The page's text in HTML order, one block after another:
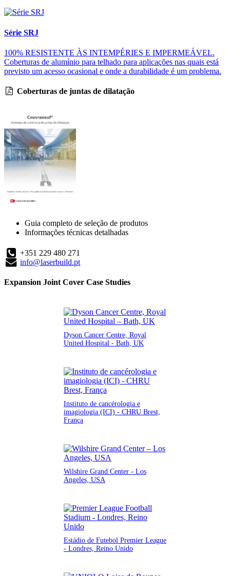
Série SRJ
100% RESISTENTE ÀS INTEMPÉRIES E IMPERMEÁVEL.
Coberturas de alumínio para telhado para aplicações nas quais está
previsto um acesso ocasional e onde a durabilidade é um problema.
Coberturas de juntas de dilatação
Guia completo de seleção de produtos
Informações técnicas detalhadas
+351 229 480 271
info@laserbuild.pt
Expansion Joint Cover Case Studies
Dyson Cancer Centre, Royal
United Hospital - Bath, UK
Instituto de cancérologia e
imagiologia (ICI) - CHRU Brest,
França
Wilshire Grand Center - Los
Angeles, USA
Estádio de Futebol Premier League
- Londres, Reino Unido